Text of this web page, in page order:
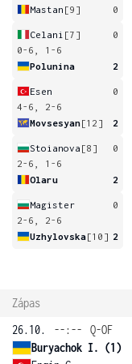
Mastan [9] 0
Celani [7]
0
0-6, 1-6
Polunina
2
Esen
0
4-6, 2-6
Movsesyan[12] 2
Stoianova [8]
0
2-6, 1-6
Olaru
2
Magister
0
2-6, 2-6
Uzhylovska[10] 2
Zápas
26.10.
--:--
Q-OF
Buryachok I. (1)